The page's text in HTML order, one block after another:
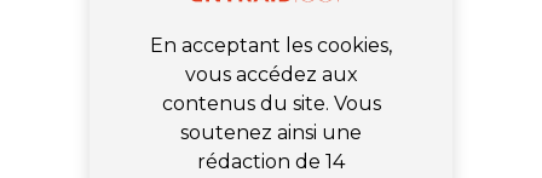
En acceptant les cookies,
vous accédez aux
contenus du site. Vous
soutenez ainsi une
rédaction de 14